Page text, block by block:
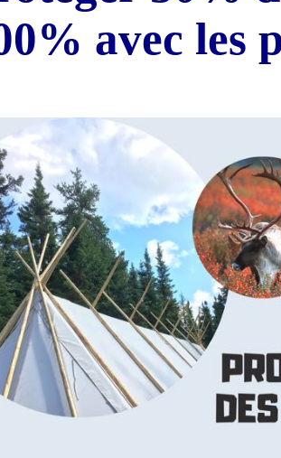
avec les